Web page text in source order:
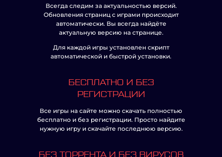
Всегда следим за актуальностью версий.
Обновления страниц с играми происходит
автоматически. Вы всегда найдёте
актуальную версию на странице.
Для каждой игры установлен скрипт
автоматической и быстрой установки.
БЕСПЛАТНО И БЕЗ
РЕГИСТРАЦИИ
Все игры на сайте можно скачать полностью
бесплатно и без регистрации. Просто найдите
нужную игру и скачайте последнюю версию.
БЕЗ ТОРРЕНТА И БЕЗ ВИРУСОВ